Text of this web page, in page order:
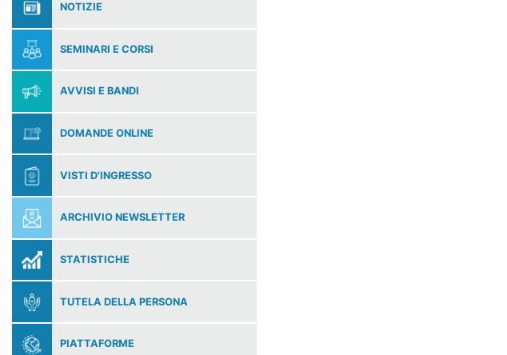
NOTIZIE
SEMINARI E CORSI
AVVISI E BANDI
DOMANDE ONLINE
VISTI D'INGRESSO
ARCHIVIO NEWSLETTER
STATISTICHE
TUTELA DELLA PERSONA
PIATTAFORME